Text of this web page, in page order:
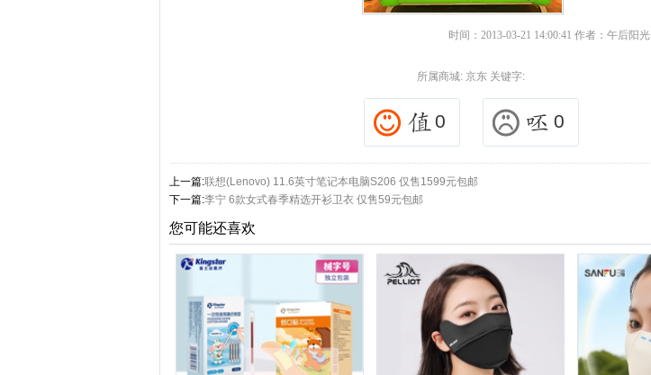
时间：2013-03-21 14:00:41 作者：午后阳光
所属商城: 京东 关键字:
0 0
上一篇:联想(Lenovo) 11.6英寸笔记本电脑S206 仅售1599元包邮
下一篇:李宁 6款女式春季精选开衫卫衣 仅售59元包邮
您可能还喜欢